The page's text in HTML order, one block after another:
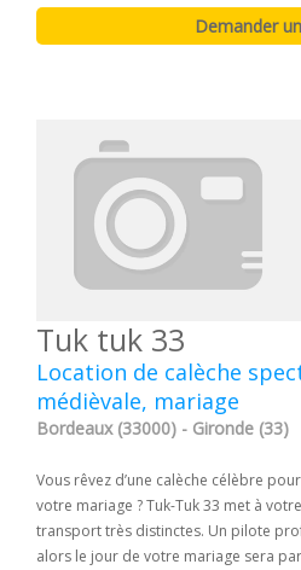
Tuk tuk 33
Location de calèche
médièvale, mariage
Bordeaux (33000) - Gironde (33)
Vous rêvez d’une calèche célèbre
votre mariage ? Tuk-Tuk 33 met à
transport très distinctes. Un pilote
alors le jour de votre mariage sera